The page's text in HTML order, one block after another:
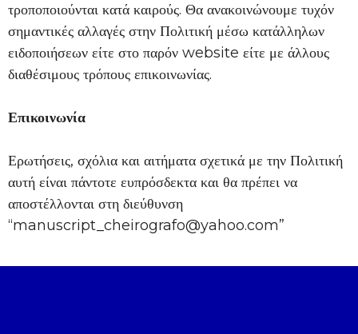
τροποποιούνται κατά καιρούς. Θα ανακοινώνουμε τυχόν
σημαντικές αλλαγές στην Πολιτική μέσω κατάλληλων
ειδοποιήσεων είτε στο παρόν website είτε με άλλους
διαθέσιμους τρόπους επικοινωνίας.
Επικοινωνία
Ερωτήσεις, σχόλια και αιτήματα σχετικά με την Πολιτική
αυτή είναι πάντοτε ευπρόσδεκτα και θα πρέπει να
αποστέλλονται στη διεύθυνση
“manuscript_cheirografo@yahoo.com”